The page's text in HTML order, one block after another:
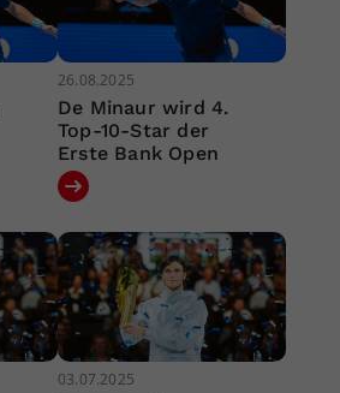
26.08.2025
De Minaur wird 4.
Top-10-Star der
Erste Bank Open
03.07.2025